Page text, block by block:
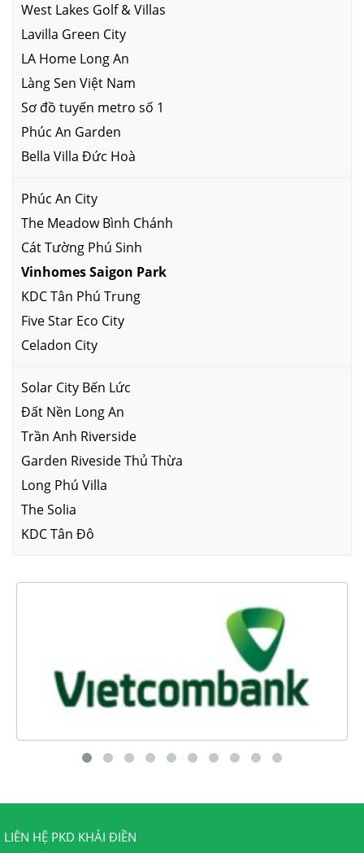
West Lakes Golf & Villas
Lavilla Green City
LA Home Long An
Làng Sen Việt Nam
Sơ đồ tuyến metro số 1
Phúc An Garden
Bella Villa Đức Hoà
Phúc An City
The Meadow Bình Chánh
Cát Tường Phú Sinh
Vinhomes Saigon Park
KDC Tân Phú Trung
Five Star Eco City
Celadon City
Solar City Bến Lức
Đất Nền Long An
Trần Anh Riverside
Garden Riveside Thủ Thừa
Long Phú Villa
The Solia
KDC Tân Đô
LIÊN HỆ PKD KHẢI ĐIỀN